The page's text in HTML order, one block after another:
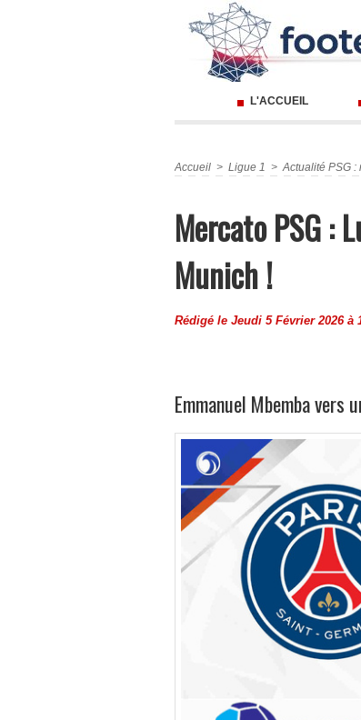
L'ACCUEIL
Accueil > Ligue 1 > Actualité PSG :
Mercato PSG :
Munich !
Rédigé le Jeudi 5 Février 2026 à
Emmanuel Mbemba vers